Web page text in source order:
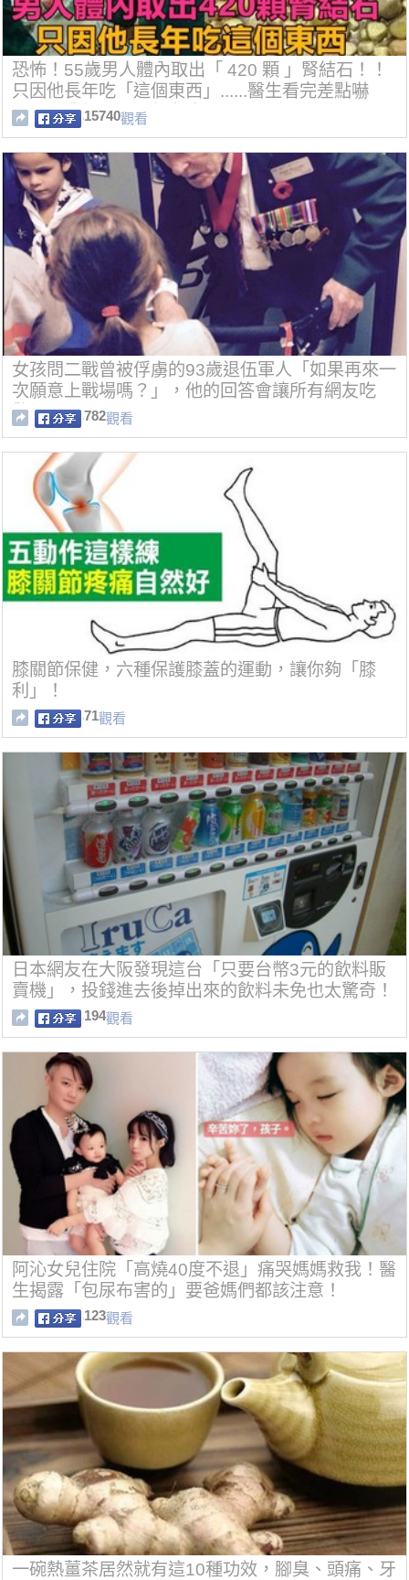
恐怖！55歲男人體內取出「 420 顆 」腎結石！！
只因他長年吃「這個東西」......醫生看完差點嚇
暈！！我們卻天天都在吃！！
15740觀看
女孩問二戰曾被俘虜的93歲退伍軍人「如果再來一
次願意上戰場嗎？」，他的回答會讓所有網友吃
驚！
782觀看
膝關節保健，六種保護膝蓋的運動，讓你夠「膝
利」！
71觀看
日本網友在大阪發現這台「只要台幣3元的飲料販
賣機」，投錢進去後掉出來的飲料未免也太驚奇！
194觀看
阿沁女兒住院「高燒40度不退」痛哭媽媽救我！醫
生揭露「包尿布害的」要爸媽們都該注意！
123觀看
一碗熱薑茶居然就有這10種功效，腳臭、頭痛、牙